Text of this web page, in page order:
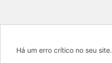
Há um erro crítico no seu site.